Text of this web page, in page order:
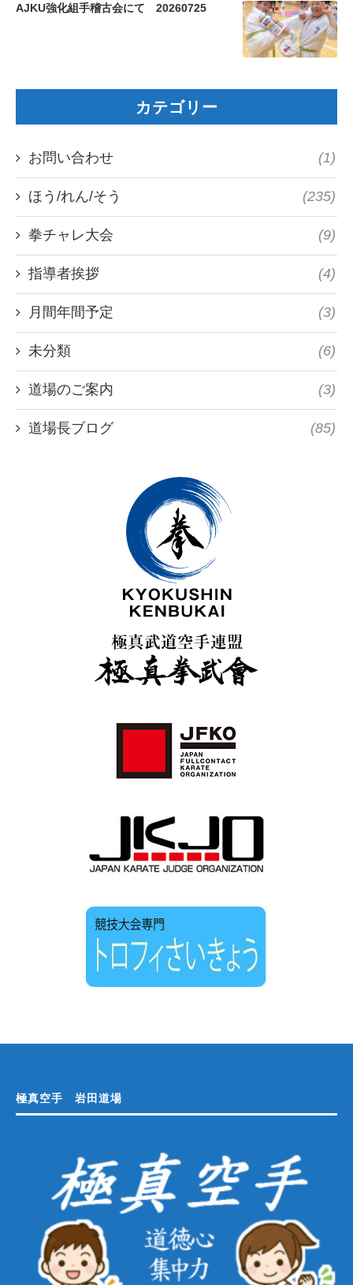
AJKU強化組手稽古会にて 20260725
カテゴリー
お問い合わせ (1)
ほう/れん/そう (235)
拳チャレ大会 (9)
指導者挨拶 (4)
月間年間予定 (3)
未分類 (6)
道場のご案内 (3)
道場長ブログ (85)
極真空手 岩田道場